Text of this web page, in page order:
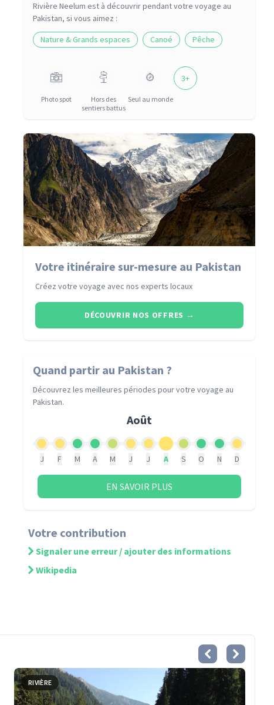
Rivière Neelum est à découvrir pendant votre voyage au
Pakistan, si vous aimez :
Nature & Grands espaces
Canoé Pêche
Photo spot
Hors des
sentiers battus
Seul au monde
3+
Votre itinéraire sur-mesure au Pakistan
Créez votre voyage avec nos experts locaux
DÉCOUVRIR NOS OFFRES →
Quand partir au Pakistan ?
Découvrez les meilleures périodes pour votre voyage au
Pakistan.
Août
J F M A M J J A S O N D
EN SAVOIR PLUS
Votre contribution
Signaler une erreur / ajouter des informations
Wikipedia
RIVIÈRE